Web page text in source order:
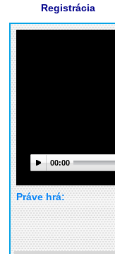
Registrácia
00:00
Práve hrá: